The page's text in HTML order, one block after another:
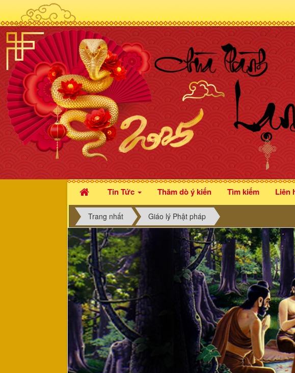
Tin Tức Thăm dò ý kiến Tìm kiếm Liên
Trang nhất Giáo lý Phật pháp